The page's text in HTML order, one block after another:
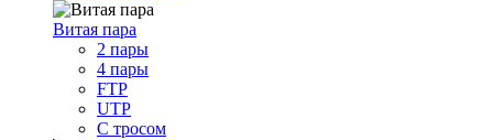
Витая пара
2 пары
4 пары
FTP
UTP
С тросом